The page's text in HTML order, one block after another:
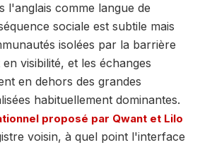
l'anglais comme langue de
sociale est subtile mais
isolées par la barrière
visibilité, et les échanges
en dehors des grandes
habituellement dominantes.
proposé par Qwant et Lilo
voisin, à quel point l'interface